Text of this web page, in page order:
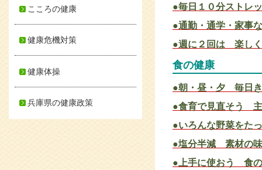
●毎日１０分ストレ
●通勤・通学・家事
●週に２回は 楽し
食の健康
●朝・昼・夕 毎日
●食育で見直そう 主
●いろんな野菜をた
●塩分半減 素材の
●上手に使おう 食
こころの健康
健康危機対策
健康体操
兵庫県の健康政策